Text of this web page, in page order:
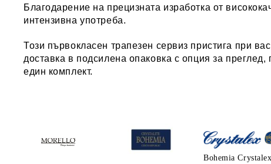
Благодарение на прецизната изработка от
интензивна употреба.
Този първокласен трапезен сервиз пристига при
доставка в подсилена опаковка с опция за
един комплект.
Bohemia Crystalex